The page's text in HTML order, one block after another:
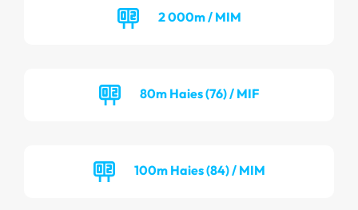
2 000m / MIM
80m Haies (76) / MIF
100m Haies (84) / MIM